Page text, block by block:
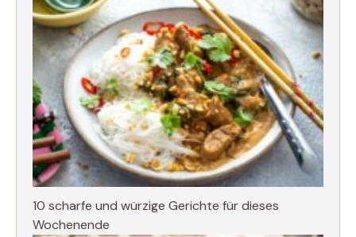
10 scharfe und würzige Gerichte für dieses
Wochenende